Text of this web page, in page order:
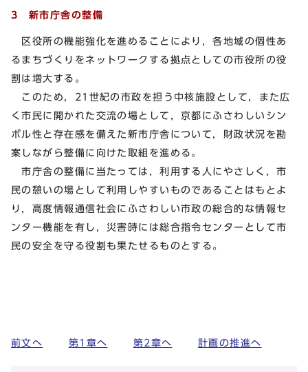
3 新市庁舎の整備
区役所の機能強化を進めることにより，各地域の個性あ
るまちづくりをネットワークする拠点としての市役所の役
割は増大する。
このため，21世紀の市政を担う中核施設として，また広
く市民に開かれた交流の場として，京都にふさわしいシン
ボル性と存在感を備えた新市庁舎について，財政状況を勘
案しながら整備に向けた取組を進める。
市庁舎の整備に当たっては，利用する人にやさしく，市
民の憩いの場として利用しやすいものであることはもとよ
り，高度情報通信社会にふさわしい市政の総合的な情報セ
ンター機能を有し，災害時には総合指令センターとして市
民の安全を守る役割も果たせるものとする。
前文へ 第1章へ 第2章へ 計画の推進へ